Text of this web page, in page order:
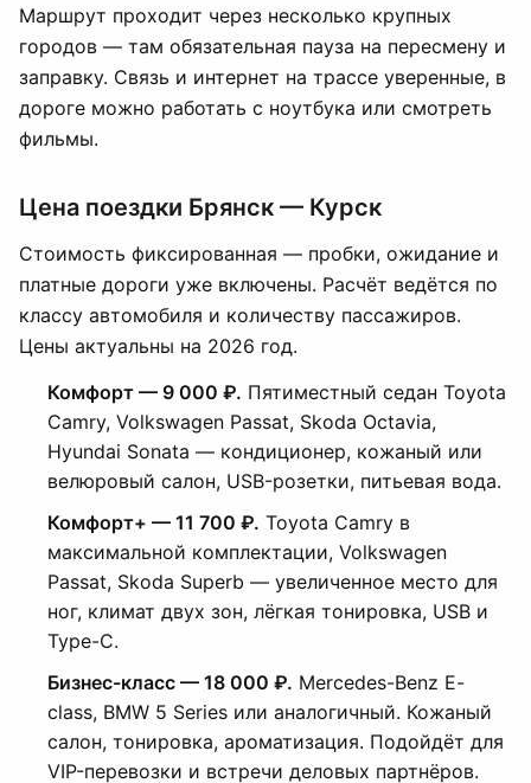
Маршрут проходит через несколько крупных
городов — там обязательная пауза на пересмену и
заправку. Связь и интернет на трассе уверенные, в
дороге можно работать с ноутбука или смотреть
фильмы.
Цена поездки Брянск — Курск
Стоимость фиксированная — пробки, ожидание и
платные дороги уже включены. Расчёт ведётся по
классу автомобиля и количеству пассажиров.
Цены актуальны на 2026 год.
Комфорт — 9 000 ₽. Пятиместный седан Toyota
Camry, Volkswagen Passat, Skoda Octavia,
Hyundai Sonata — кондиционер, кожаный или
велюровый салон, USB-розетки, питьевая вода.
Комфорт+ — 11 700 ₽. Toyota Camry в
максимальной комплектации, Volkswagen
Passat, Skoda Superb — увеличенное место для
ног, климат двух зон, лёгкая тонировка, USB и
Type-C.
Бизнес-класс — 18 000 ₽. Mercedes-Benz E-
class, BMW 5 Series или аналогичный. Кожаный
салон, тонировка, ароматизация. Подойдёт для
VIP-перевозки и встречи деловых партнёров.